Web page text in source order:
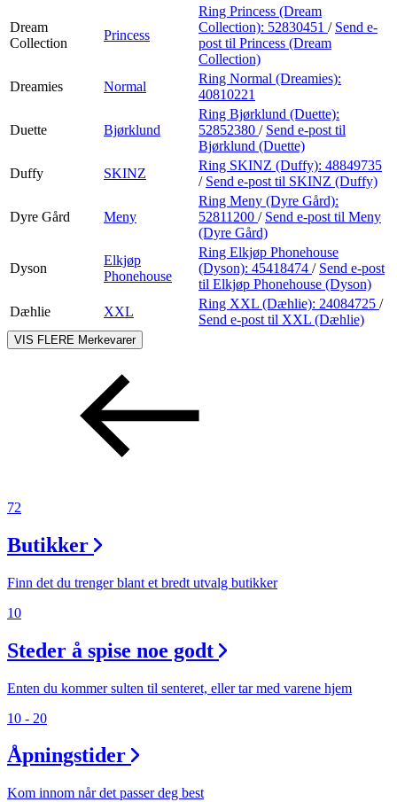
Dream
Collection
Princess
Ring Princess (Dream
Collection): 52830451 / Send e-
post til Princess (Dream
Collection)
Dreamies
Normal
Ring Normal (Dreamies):
40810221
Duette Bjørklund
Ring Bjørklund (Duette):
52852380 / Send e-post til
Bjørklund (Duette)
Duffy
SKINZ
Ring SKINZ (Duffy): 48849735
/ Send e-post til SKINZ (Duffy)
Dyre Gård Meny
Ring Meny (Dyre Gård):
52811200 / Send e-post til Meny
(Dyre Gård)
Dyson
Elkjøp
Phonehouse
Ring Elkjøp Phonehouse
(Dyson): 45418474 / Send e-post
til Elkjøp Phonehouse (Dyson)
Dæhlie
XXL
Ring XXL (Dæhlie): 24084725 /
Send e-post til XXL (Dæhlie)
VIS FLERE Merkevarer
72
Butikker
Finn det du trenger blant et bredt utvalg butikker
10
Steder å spise noe godt
Enten du kommer sulten til senteret, eller tar med varene hjem
10 - 20
Åpningstider
Kom innom når det passer deg best